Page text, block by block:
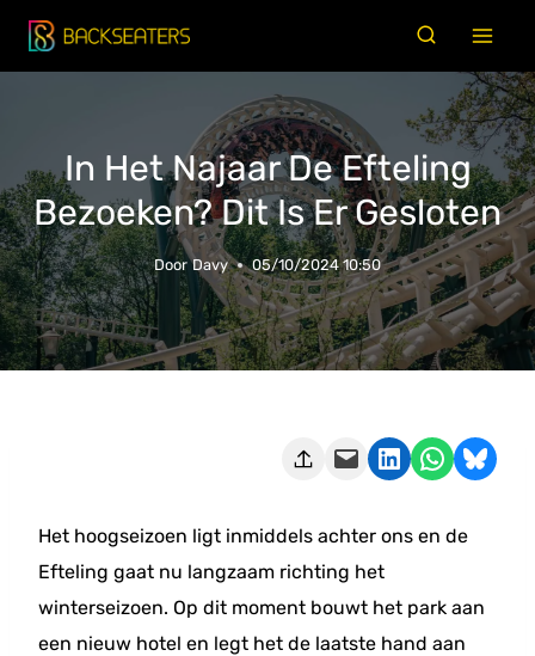
Doorgaan
naar
In Het Najaar De Efteling
Bezoeken? Dit Is Er Gesloten
Door Davy 05/10/2024 10:50
Deze pagina e-mailen Delen op LinkedIn Delen via WhatsApp Share on Bluesky
Het hoogseizoen ligt inmiddels achter ons en de
Efteling gaat nu langzaam richting het
winterseizoen. Op dit moment bouwt het park aan
een nieuw hotel en legt het de laatste hand aan